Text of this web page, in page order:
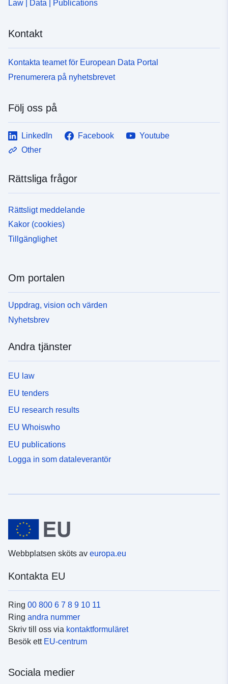
Law | Data | Publications
Kontakt
Kontakta teamet för European Data Portal
Prenumerera på nyhetsbrevet
Följ oss på
LinkedIn Facebook
Youtube
Other
Rättsliga frågor
Rättsligt meddelande
Kakor (cookies)
Tillgänglighet
Om portalen
Uppdrag, vision och värden
Nyhetsbrev
Andra tjänster
EU law
EU tenders
EU research results
EU Whoiswho
EU publications
Logga in som dataleverantör
Webbplatsen sköts av europa.eu
Kontakta EU
Ring 00 800 6 7 8 9 10 11
Ring andra nummer
Skriv till oss via kontaktformuläret
Besök ett EU-centrum
Sociala medier